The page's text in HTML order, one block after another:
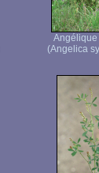
Angélique
(Angelica